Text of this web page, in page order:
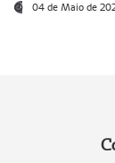
04 de Maio de